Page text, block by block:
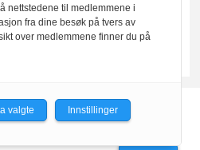
Labrador CMS
nettstedene til medlemmene i
fra dine besøk på tvers av
over medlemmene finner du på
valgte Innstillinger